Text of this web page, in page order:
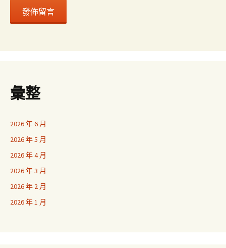
彙整
2026 年 6 月
2026 年 5 月
2026 年 4 月
2026 年 3 月
2026 年 2 月
2026 年 1 月